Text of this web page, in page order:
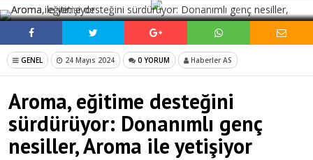
Programına Konuk Oldu
Dijitalleşme Ebelik Hizmetlerini Dönüştürüyor
İnsanlar Saç Ekimi İçin Neden Türkiye’ye Geliyor?
Kilo Vermek mi, Yağ Vermek mi? Aynı Şey Sanıyoruz Ama
Değil!
7 Ağustos Haftasında Vizyona Girecek Filmler
SOSYAL MEDYADA PAYLAŞ
GENEL 24 Mayıs 2024 0 YORUM Haberler AS
Aroma, eğitime desteğini
sürdürüyor: Donanımlı genç
nesiller, Aroma ile yetişiyor